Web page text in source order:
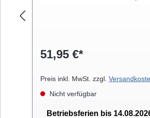
51,95 €*
Preis inkl. MwSt. zzgl.
Nicht verfügbar
Betriebsferien bis